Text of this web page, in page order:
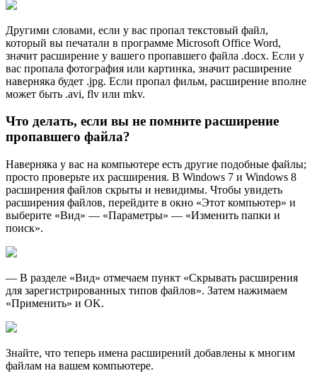
Другими словами, если у вас пропал текстовый файл,
который вы печатали в программе Microsoft Office Word,
значит расширение у вашего пропавшего файла .docx. Если у
вас пропала фотография или картинка, значит расширение
наверняка будет .jpg. Если пропал фильм, расширение вполне
может быть .avi, flv или mkv.
Что делать, если вы не помните расширение
пропавшего файла?
Наверняка у вас на компьютере есть другие подобные файлы;
просто проверьте их расширения. В Windows 7 и Windows 8
расширения файлов скрыты и невидимы. Чтобы увидеть
расширения файлов, перейдите в окно «Этот компьютер» и
выберите «Вид» — «Параметры» — «Изменить папки и
поиск».
— В разделе «Вид» отмечаем пункт «Скрывать расширения
для зарегистрированных типов файлов». Затем нажимаем
«Применить» и OK.
Знайте, что теперь имена расширений добавлены к многим
файлам на вашем компьютере.